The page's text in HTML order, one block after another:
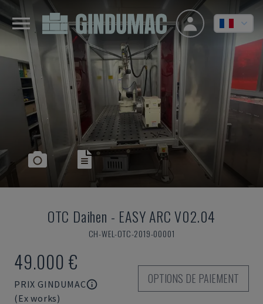
OTC Daihen - EASY ARC V02.04
CH-WEL-OTC-2019-00001
49.000 €
PRIX GINDUMAC
(Ex works)
OPTIONS DE PAIEMENT